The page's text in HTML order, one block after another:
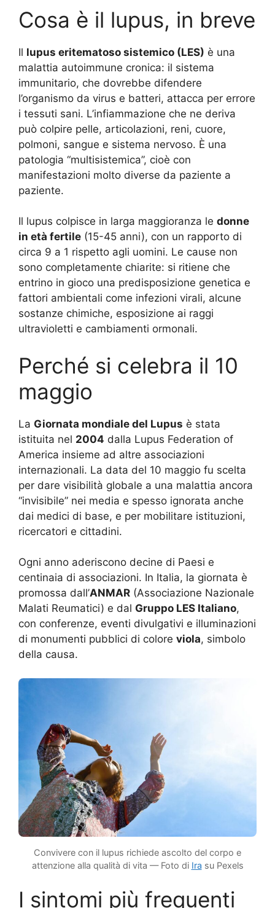
Cosa è il lupus, in breve
Il lupus eritematoso sistemico (LES) è una
malattia autoimmune cronica: il sistema
immunitario, che dovrebbe difendere
l’organismo da virus e batteri, attacca per errore
i tessuti sani. L’infiammazione che ne deriva
può colpire pelle, articolazioni, reni, cuore,
polmoni, sangue e sistema nervoso. È una
patologia “multisistemica”, cioè con
manifestazioni molto diverse da paziente a
paziente.
Il lupus colpisce in larga maggioranza le donne
in età fertile (15-45 anni), con un rapporto di
circa 9 a 1 rispetto agli uomini. Le cause non
sono completamente chiarite: si ritiene che
entrino in gioco una predisposizione genetica e
fattori ambientali come infezioni virali, alcune
sostanze chimiche, esposizione ai raggi
ultravioletti e cambiamenti ormonali.
Perché si celebra il 10
maggio
La Giornata mondiale del Lupus è stata
istituita nel 2004 dalla Lupus Federation of
America insieme ad altre associazioni
internazionali. La data del 10 maggio fu scelta
per dare visibilità globale a una malattia ancora
“invisibile” nei media e spesso ignorata anche
dai medici di base, e per mobilitare istituzioni,
ricercatori e cittadini.
Ogni anno aderiscono decine di Paesi e
centinaia di associazioni. In Italia, la giornata è
promossa dall’ANMAR (Associazione Nazionale
Malati Reumatici) e dal Gruppo LES Italiano,
con conferenze, eventi divulgativi e illuminazioni
di monumenti pubblici di colore viola, simbolo
della causa.
Convivere con il lupus richiede ascolto del corpo e
attenzione alla qualità di vita — Foto di Ira su Pexels
I sintomi più frequenti